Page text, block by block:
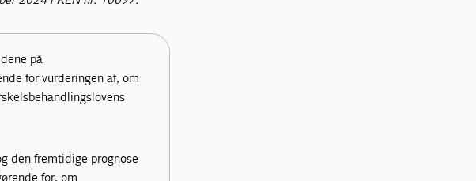
på
for vurderingen af, om
den fremtidige prognose
for, om